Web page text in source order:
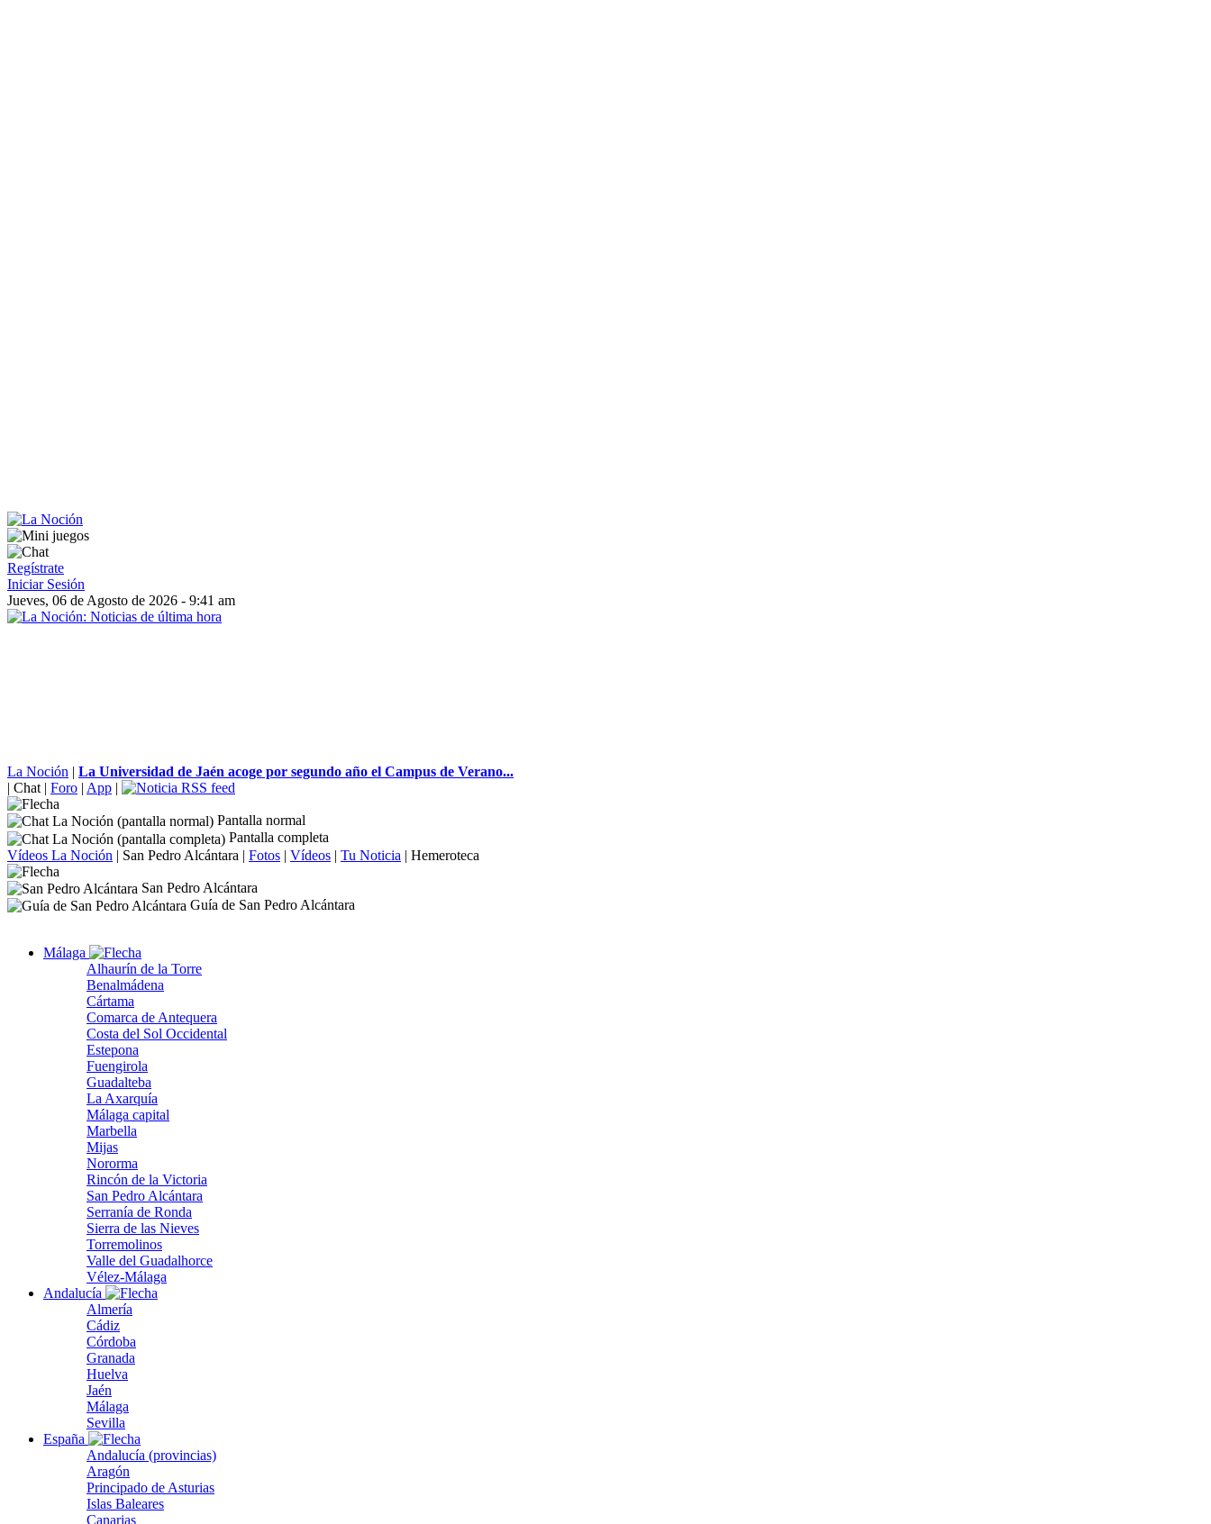
Regístrate
Iniciar Sesión
Jueves, 06 de Agosto de 2026 - 9:41 am
La Noción | La Universidad de Jaén acoge por segundo año el Campus de Verano...
| Chat | Foro | App |
Pantalla normal
Pantalla completa
Vídeos La Noción | San Pedro Alcántara | Fotos | Vídeos | Tu Noticia | Hemeroteca
San Pedro Alcántara
Guía de San Pedro Alcántara
Málaga
Alhaurín de la Torre
Benalmádena
Cártama
Comarca de Antequera
Costa del Sol Occidental
Estepona
Fuengirola
Guadalteba
La Axarquía
Málaga capital
Marbella
Mijas
Nororma
Rincón de la Victoria
San Pedro Alcántara
Serranía de Ronda
Sierra de las Nieves
Torremolinos
Valle del Guadalhorce
Vélez-Málaga
Andalucía
Almería
Cádiz
Córdoba
Granada
Huelva
Jaén
Málaga
Sevilla
España
Andalucía (provincias)
Aragón
Principado de Asturias
Islas Baleares
Canarias